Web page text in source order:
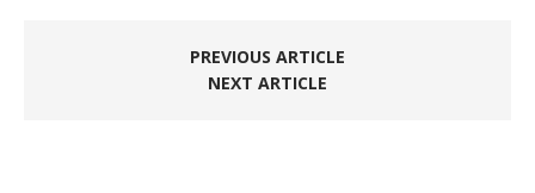
PREVIOUS ARTICLE
NEXT ARTICLE